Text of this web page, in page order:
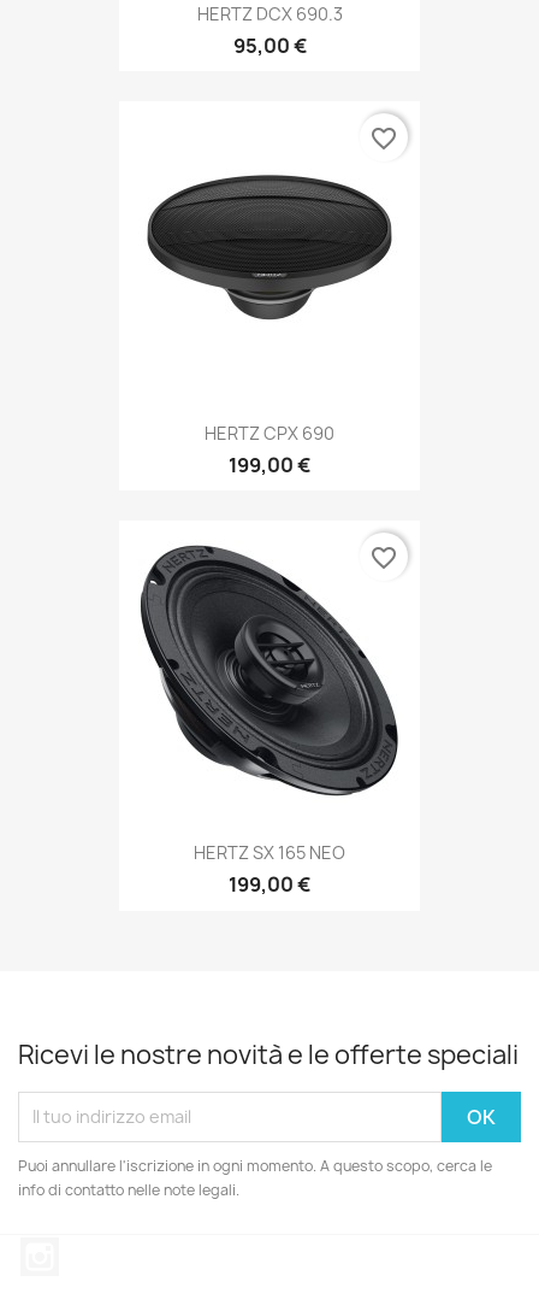
HERTZ DCX 690.3
95,00 €
HERTZ CPX 690
199,00 €
favorite_border
HERTZ SX 165 NEO
199,00 €
favorite_border
Ricevi le nostre novità e le offerte speciali
Puoi annullare l'iscrizione in ogni momento. A questo scopo, cerca le
info di contatto nelle note legali.